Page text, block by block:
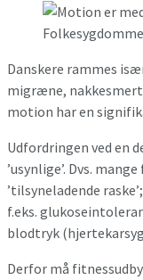
Danskere rammes
migræne,
motion har en
Udfordringen ved en
’usynlige’. Dvs.
’tilsyneladende
f.eks.
blodtryk
Derfor må